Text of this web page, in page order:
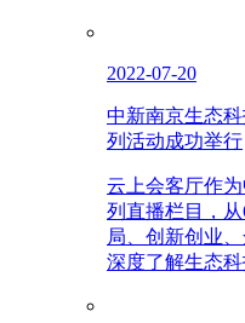
2022-07-20
中新南京生态
列活动成功举行
云上会客厅作
列直播栏目，
局、创新创业
深度了解生态科